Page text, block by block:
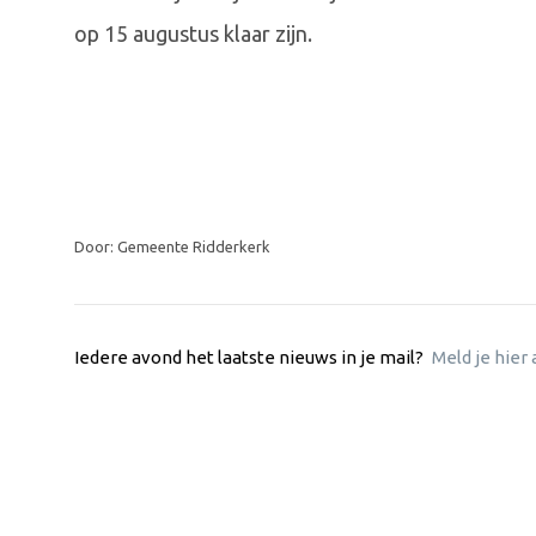
op 15 augustus klaar zijn.
Door: Gemeente Ridderkerk
Iedere avond het laatste nieuws in je mail? Meld je hier